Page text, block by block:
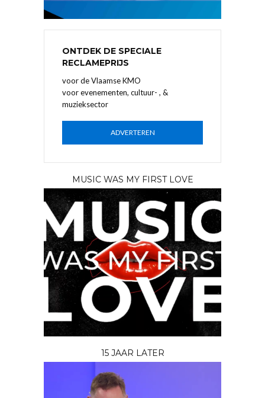
ONTDEK DE SPECIALE
RECLAMEPRIJS
voor de Vlaamse KMO
voor evenementen, cultuur- , &
muzieksector
ADVERTEREN
MUSIC WAS MY FIRST LOVE
15 JAAR LATER